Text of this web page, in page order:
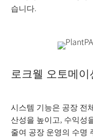
습니다.
로크웰 오토메
시스템 기능은 공장 전
산성을 높이고, 수익성
줄여 공장 운영의 수명